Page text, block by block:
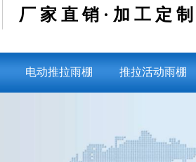
厂家直销·加工定制
电动推拉雨棚 推拉活动雨棚